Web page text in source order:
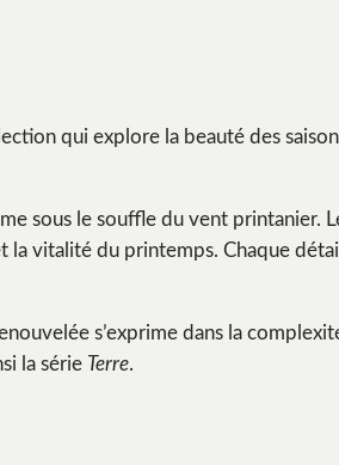
qui explore la beauté des
sous le souffle du vent printanier.
la vitalité du printemps. Chaque
s’exprime dans la
la série Terre.